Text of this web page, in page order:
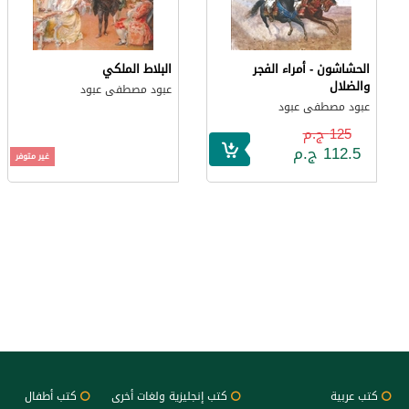
الحشاشون - أمراء الفجر
والضلال
عبود مصطفى عبود
125 ج.م
112.5 ج.م
البلاط الملكي
عبود مصطفى عبود
غير متوفر
كتب عربية كتب إنجليزية ولغات أخرى كتب أطفال